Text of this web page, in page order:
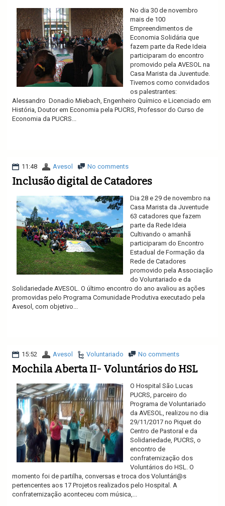
No dia 30 de novembro
mais de 100
Empreendimentos de
Economia Solidária que
fazem parte da Rede Ideia
participaram do encontro
promovido pela AVESOL na
Casa Marista da Juventude.
Tivemos como convidados
os palestrantes:
Alessandro Donadio Miebach, Engenheiro Químico e Licenciado em
História, Doutor em Economia pela PUCRS, Professor do Curso de
Economia da PUCRS...
11:48 Avesol No comments
Inclusão digital de Catadores
Dia 28 e 29 de novembro na
Casa Marista da Juventude
63 catadores que fazem
parte da Rede Ideia
Cultivando o amanhã
participaram do Encontro
Estadual de Formação da
Rede de Catadores
promovido pela Associação
do Voluntariado e da
Solidariedade AVESOL. O último encontro do ano avaliou as ações
promovidas pelo Programa Comunidade Produtiva executado pela
Avesol, com objetivo...
15:52 Avesol Voluntariado No comments
Mochila Aberta II- Voluntários do HSL
O Hospital São Lucas
PUCRS, parceiro do
Programa de Voluntariado
da AVESOL, realizou no dia
29/11/2017 no Piquet do
Centro de Pastoral e da
Solidariedade, PUCRS, o
encontro de
confraternização dos
Voluntários do HSL. O
momento foi de partilha, conversas e troca dos Voluntári@s
pertencentes aos 17 Projetos realizados pelo Hospital. A
confraternização aconteceu com música,...